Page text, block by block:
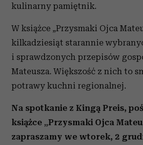
kulinarny pamiętnik.
W książce „Przysmaki Ojca
kilkadziesiąt starannie
i sprawdzonych przepisów
Mateusza. Większość z nich to
potrawy kuchni regionalnej.
Na spotkanie z Kingą Preis,
książce „Przysmaki Ojca
zapraszamy we wtorek, 2